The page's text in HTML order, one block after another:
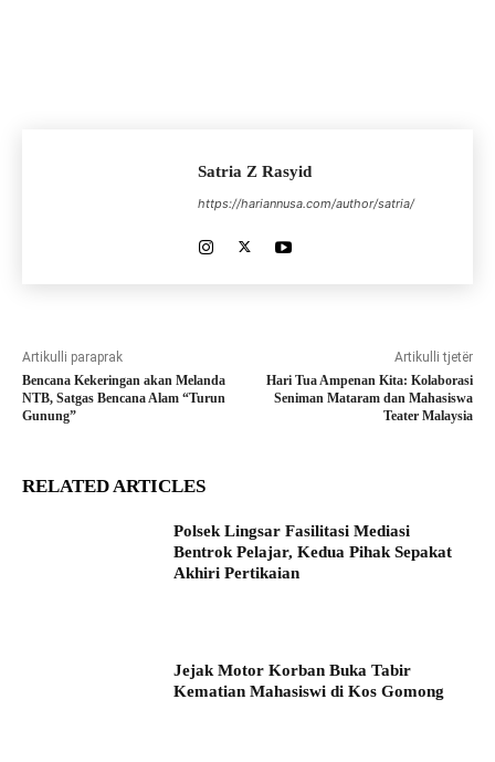
Satria Z Rasyid
https://hariannusa.com/author/satria/
Artikulli paraprak
Bencana Kekeringan akan Melanda
NTB, Satgas Bencana Alam “Turun
Gunung”
Artikulli tjetër
Hari Tua Ampenan Kita: Kolaborasi
Seniman Mataram dan Mahasiswa
Teater Malaysia
RELATED ARTICLES
Polsek Lingsar Fasilitasi Mediasi
Bentrok Pelajar, Kedua Pihak Sepakat
Akhiri Pertikaian
Jejak Motor Korban Buka Tabir
Kematian Mahasiswi di Kos Gomong